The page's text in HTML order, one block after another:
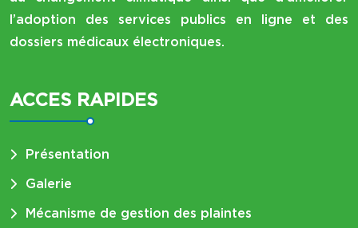
l’adoption des services publics en ligne et des
dossiers médicaux électroniques.
ACCES RAPIDES
Présentation
Galerie
Mécanisme de gestion des plaintes